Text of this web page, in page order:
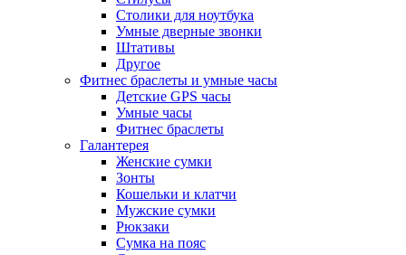
Столики для ноутбука
Умные дверные звонки
Штативы
Другое
Фитнес браслеты и умные часы
Детские GPS часы
Умные часы
Фитнес браслеты
Галантерея
Женские сумки
Зонты
Кошельки и клатчи
Мужские сумки
Рюкзаки
Сумка на пояс